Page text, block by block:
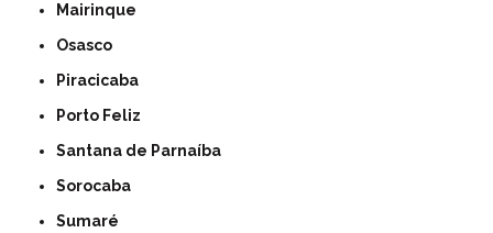
Mairinque
Osasco
Piracicaba
Porto Feliz
Santana de Parnaíba
Sorocaba
Sumaré